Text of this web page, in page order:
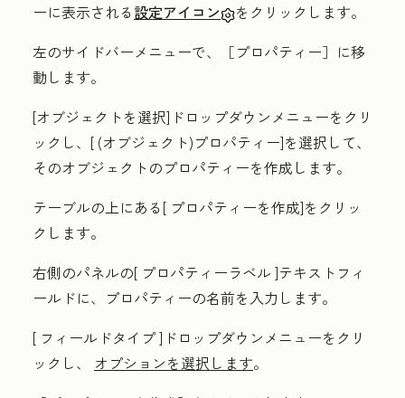
ーに表示される設定アイコン
をクリックします。
左のサイドバーメニューで、
［プロパティー］ に移
動します。
[オブジェクトを選択]ドロップダウンメニューをクリ
ックし、[ (オブジェクト)プロパティー]を選択して、
そのオブジェクトのプロパティーを作成します。
テーブルの上にある[ プロパティーを作成]をクリッ
クします。
右側のパネルの[ プロパティーラベル ]テキストフィ
ールドに、プロパティーの名前を入力します。
[ フィールドタイプ]ドロップダウンメニューをクリ
ックし、 オプションを選択します。